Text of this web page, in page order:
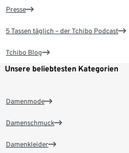
Presse
5 Tassen täglich – der Tchibo Podcast
Tchibo Blog
Unsere beliebtesten Kategorien
Damenmode
Damenschmuck
Damenkleider